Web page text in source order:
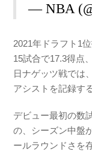
— NBA
2021年ドラフト1
15試合で17.3得点
日ナゲッツ戦では
アシストを記録す
デビュー最初の数
の、シーズン中盤
ールラウンドさを